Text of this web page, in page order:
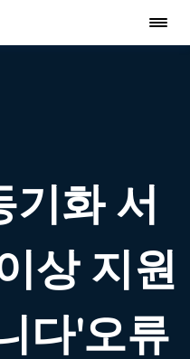
기화 서
상 지원
다'오류